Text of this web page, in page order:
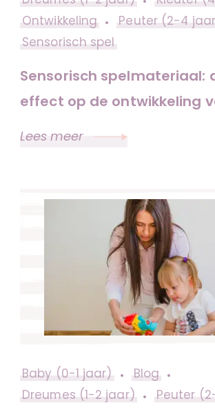
Ontwikkeling
Peuter (2-4
Sensorisch spel
Sensorisch spelmateriaal:
effect op de ontwikkeling
Lees meer
Baby (0-1 jaar)
Blog
Dreumes (1-2 jaar)
Peuter